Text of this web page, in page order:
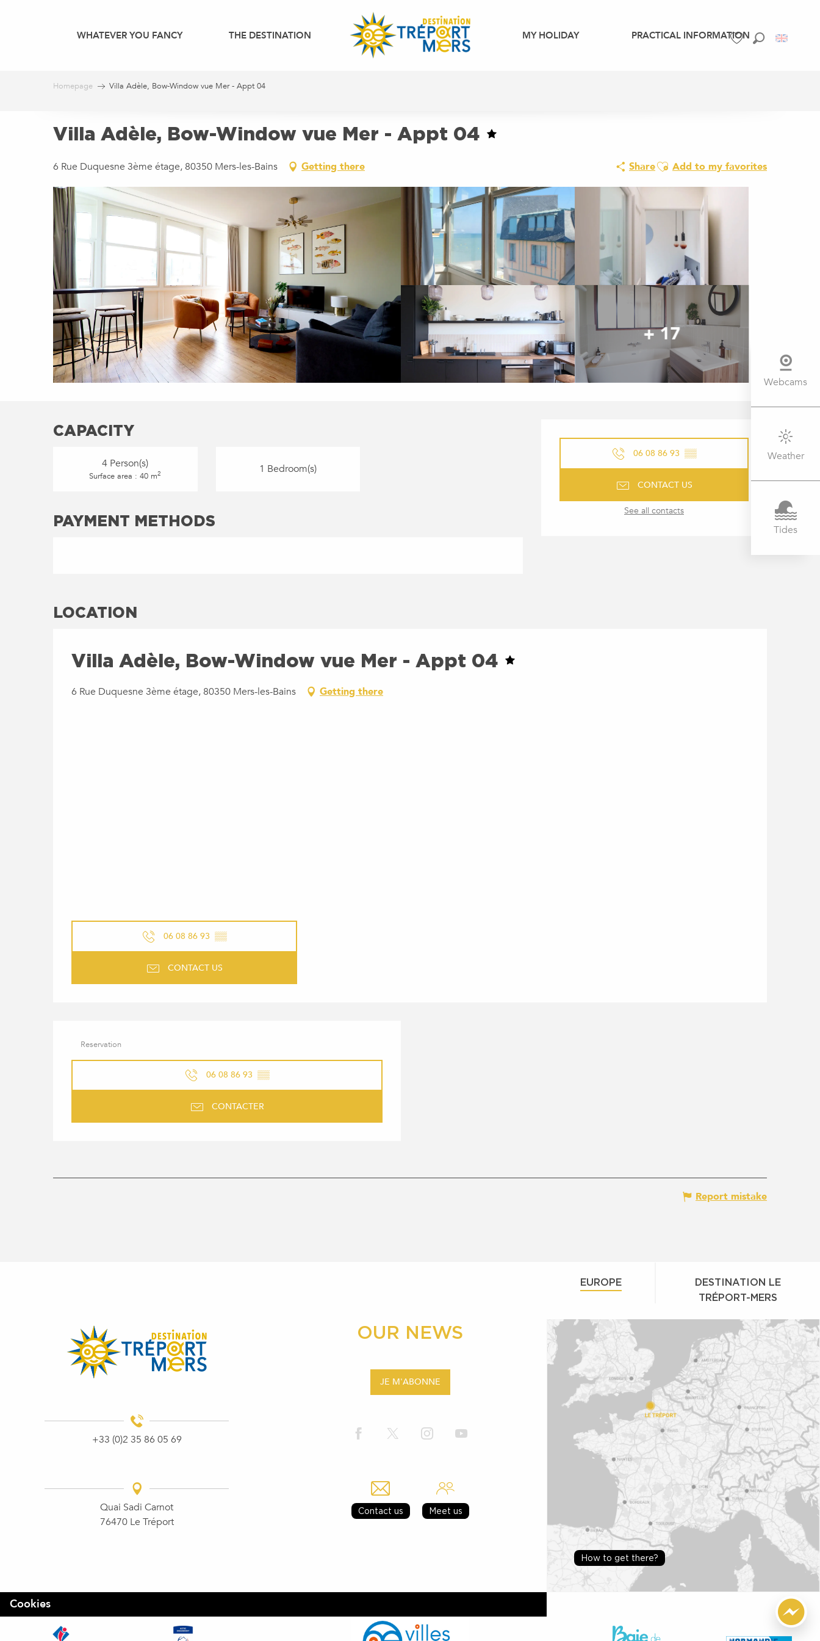
WHATEVER YOU FANCY THE DESTINATION MY HOLIDAY PRACTICAL INFORMATION
Webcams
Weather
Tides
Homepage Villa Adèle, Bow-Window vue Mer - Appt 04
Villa Adèle, Bow-Window vue Mer - Appt 04
6 Rue Duquesne 3ème étage, 80350 Mers-les-Bains Getting there ShareAjouter aux favoris
Add to my favorites
+ 17
OPENING HOURS & CONTACT
06 08 86 93 ▒▒
CONTACT US
See all contacts
CAPACITY
4 Person(s)
Surface area : 40 m2 1 Bedroom(s)
PAYMENT METHODS
LOCATION
Villa Adèle, Bow-Window vue Mer - Appt 04
6 Rue Duquesne 3ème étage, 80350 Mers-les-Bains Getting there
06 08 86 93 ▒▒
CONTACT US
Reservation
06 08 86 93 ▒▒
CONTACTER
Report mistake
+33 (0)2 35 86 05 69
Quai Sadi Carnot
76470 Le Tréport
OUR NEWS
JE M'ABONNE
Contact us Meet us
EUROPE
DESTINATION LE
TRÉPORT-MERS
How to get there?
Cookies